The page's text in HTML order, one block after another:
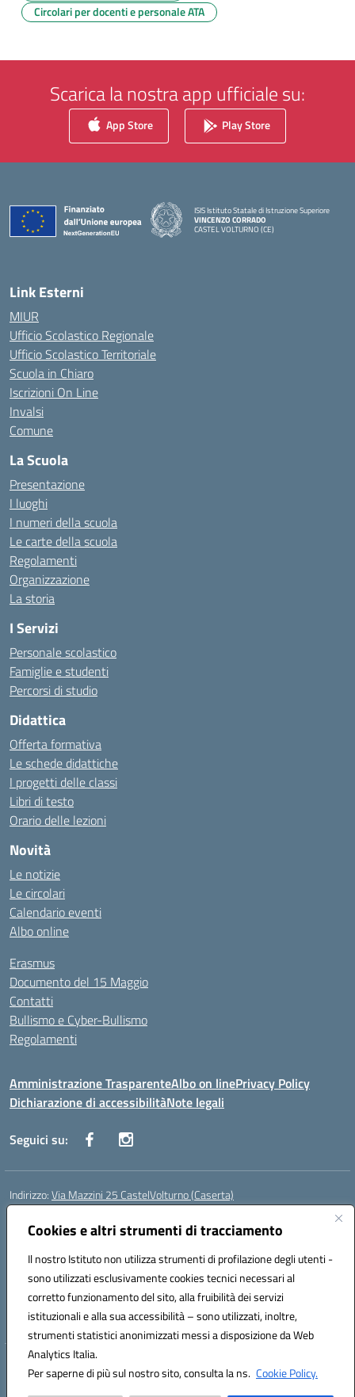
Cookies e altri strumenti di tracciamento
Il nostro Istituto non utilizza strumenti di profilazione degli utenti -
sono utilizzati esclusivamente cookies tecnici necessari al
corretto funzionamento del sito, alla fruibilità dei servizi
istituzionali e alla sua accessibilità – sono utilizzati, inoltre,
strumenti statistici anonimizzati messi a disposizione da Web
Analytics Italia.
Per saperne di più sul nostro sito, consulta la ns. Cookie Policy.
Circolari per docenti e personale ATA
Scarica la nostra app ufficiale su:
App Store Play Store
ISIS Istituto Statale di Istruzione Superiore
VINCENZO CORRADO
CASTEL VOLTURNO (CE)
Link Esterni
MIUR
Ufficio Scolastico Regionale
Ufficio Scolastico Territoriale
Scuola in Chiaro
Iscrizioni On Line
Invalsi
Comune
La Scuola
Presentazione
I luoghi
I numeri della scuola
Le carte della scuola
Regolamenti
Organizzazione
La storia
I Servizi
Personale scolastico
Famiglie e studenti
Percorsi di studio
Didattica
Offerta formativa
Le schede didattiche
I progetti delle classi
Libri di testo
Orario delle lezioni
Novità
Le notizie
Le circolari
Calendario eventi
Albo online
Erasmus
Documento del 15 Maggio
Contatti
Bullismo e Cyber-Bullismo
Regolamenti
Amministrazione TrasparenteAlbo on linePrivacy Policy
Dichiarazione di accessibilitàNote legali
Seguici su:
Indirizzo:Via Mazzini 25 CastelVolturno (Caserta)
Centralino:
Posta elettronica certificata (PEC):ceis014005@pec.istruzione.it
Codice fiscale: 93063510619
Codice meccanografico:CEIS014005
Codice Indice delle Pubbliche Amministrazioni (IPA): istsc_ceis014005
Codice unico di fatturazione (CUF): UOU8EW
Hosting & Powered by 3D Solution S.r.l.
Concept & Design by Designers Italia